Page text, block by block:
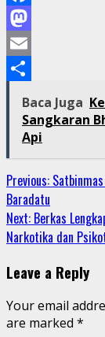
Facebook
Mastodon
Email
ShareBaca Juga
Sangkaran
Api
Continue
Reading
Previous:
Baradatu
Next: Berkas
Narkotika dan
Leave a Reply
Your email
are marked *